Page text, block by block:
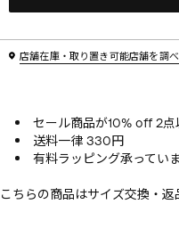
店舗在庫・取り置き可能店舗を調べ
セール商品が10% off 2点
送料一律 330円
有料ラッピング承ってい
こちらの商品はサイズ交換・